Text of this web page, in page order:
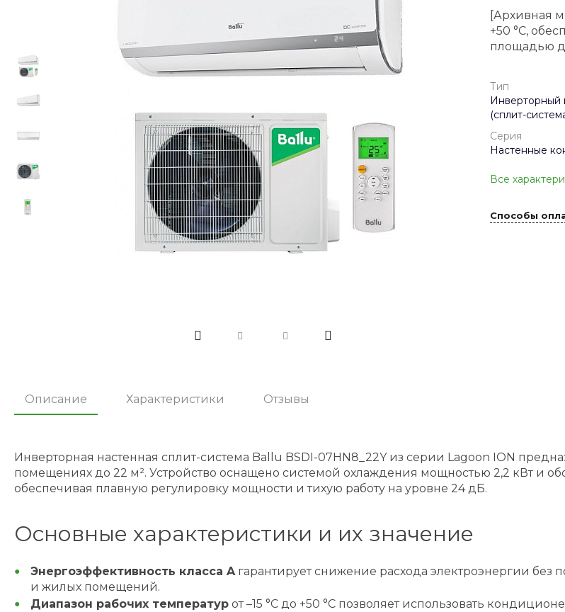
[Архивная
+50 °C,
площадью
Тип
Инверторный
(сплит-
Серия
Настенные
Все
Способы
Описание Характеристики Отзывы
Инверторная настенная сплит-система Ballu BSDI-07HN8_22Y из серии Lagoon ION
помещениях до 22 м². Устройство оснащено системой охлаждения мощностью 2,2 кВт и
обеспечивая плавную регулировку мощности и тихую работу на уровне 24 дБ.
Основные характеристики и их значение
Энергоэффективность класса Aгарантирует снижение расхода электроэнергии без
и жилых помещений.
Диапазон рабочих температурот –15 °C до +50 °C позволяет использовать